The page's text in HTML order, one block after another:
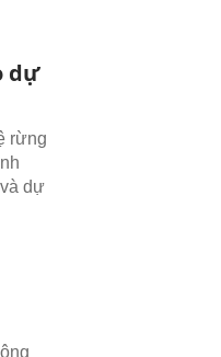
dự
rừng
dự